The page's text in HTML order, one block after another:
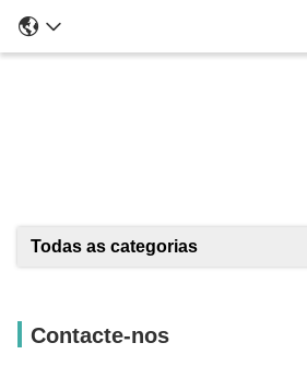
Todas as categorias
Contacte-nos